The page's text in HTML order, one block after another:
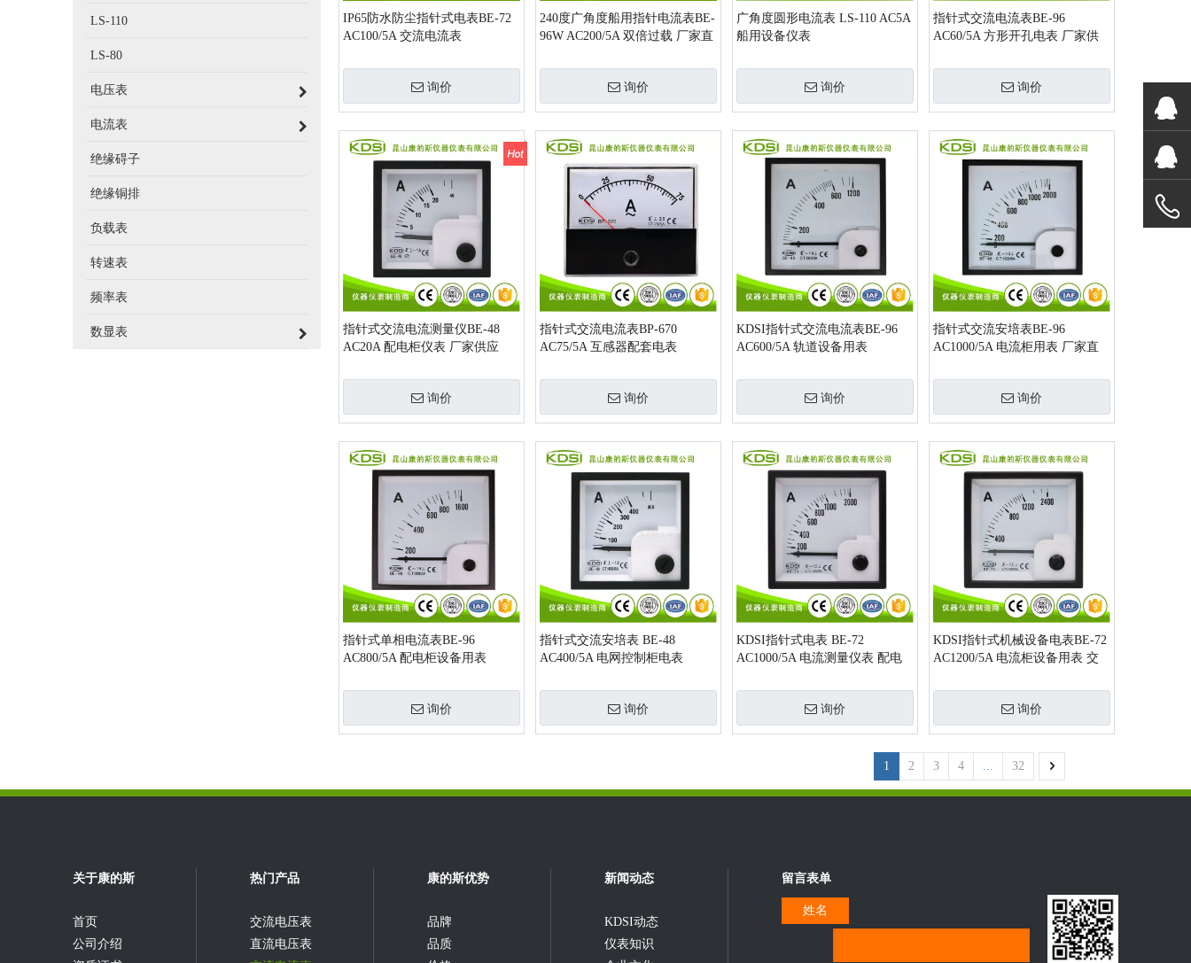
LS-110
LS-80
电压表
电流表
绝缘碍子
绝缘铜排
负载表
转速表
频率表
数显表
IP65防水防尘指针式电表BE-72
AC100/5A 交流电流表
询价
240度广角度船用指针电流表BE-
96W AC200/5A 双倍过载 厂家直
询价
广角度圆形电流表 LS-110 AC5A
船用设备仪表
询价
指针式交流电流表BE-96
AC60/5A 方形开孔电表 厂家供
询价
指针式交流电流测量仪BE-48
AC20A 配电柜仪表 厂家供应
询价
指针式交流电流表BP-670
AC75/5A 互感器配套电表
询价
KDSI指针式交流电流表BE-96
AC600/5A 轨道设备用表
询价
指针式交流安培表BE-96
AC1000/5A 电流柜用表 厂家直
询价
指针式单相电流表BE-96
AC800/5A 配电柜设备用表
询价
指针式交流安培表 BE-48
AC400/5A 电网控制柜电表
询价
KDSI指针式电表 BE-72
AC1000/5A 电流测量仪表 配电
询价
KDSI指针式机械设备电表BE-72
AC1200/5A 电流柜设备用表 交
询价
1 2 3 4 ... 32
关于康的斯
首页
公司介绍
热门产品
交流电压表
直流电压表
康的斯优势
品牌
品质
新闻动态
KDSI动态
仪表知识
留言表单
姓名